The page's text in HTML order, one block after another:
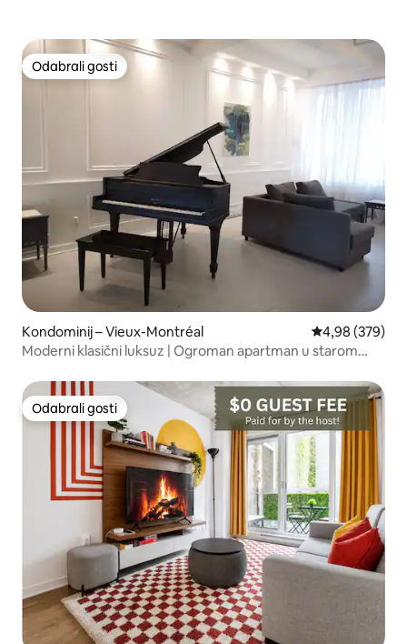
Odabrali gosti
Odabrali gosti
Kondominij – Vieux-Montréal Prosječna
4,98 (379)
Moderni klasični luksuz | Ogroman apartman u starom
Odabrali gosti
Odabrali gosti